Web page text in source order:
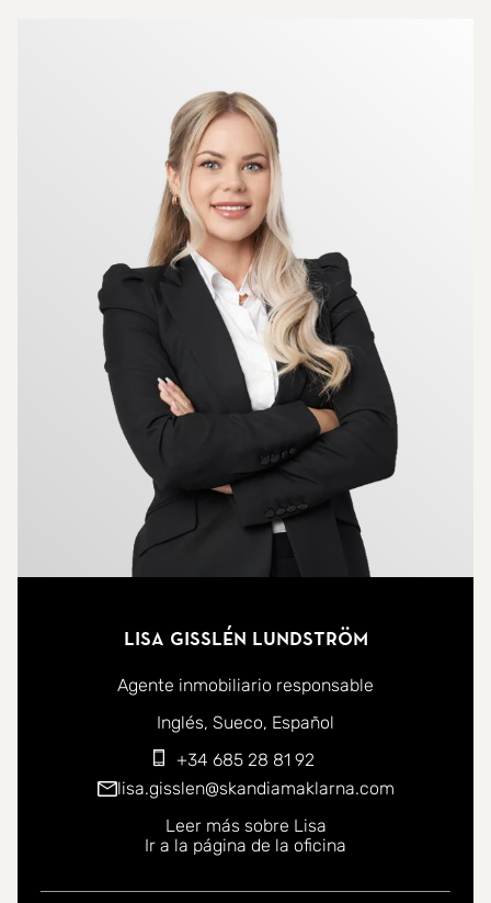
Lisa Gisslén Lundström
Agente inmobiliario responsable
Puede ponerse en contacto conmigo en los siguientes
Inglés Sueco Español
+34 685 28 81 92
lisa.gisslen@skandiamaklarna.com
Leer más sobre Lisa
Ir a la página de la oficina